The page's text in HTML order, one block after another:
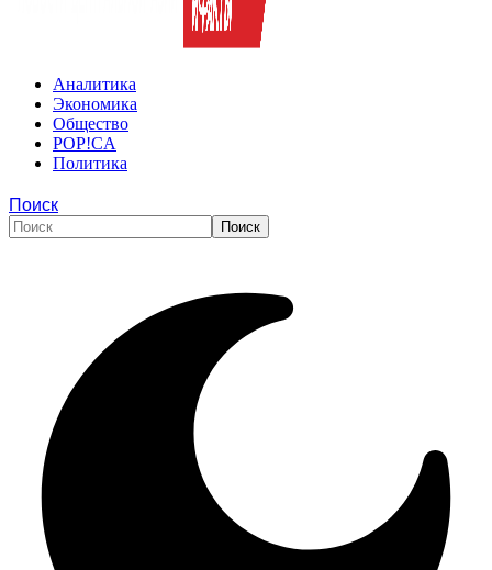
Аналитика
Экономика
Общество
POP!CA
Политика
Поиск